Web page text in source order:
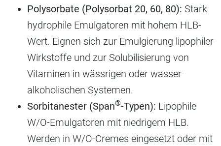
Polysorbate (Polysorbat 20, 60, 80): Stark
hydrophile Emulgatoren mit hohem HLB-
Wert. Eignen sich zur Emulgierung lipophiler
Wirkstoffe und zur Solubilisierung von
Vitaminen in wässrigen oder wasser-
alkoholischen Systemen.
Sorbitanester (Span®-Typen): Lipophile
W/O-Emulgatoren mit niedrigem HLB.
Werden in W/O-Cremes eingesetzt oder mit